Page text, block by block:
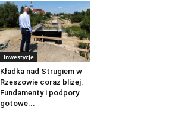
Inwestycje
Kładka nad Strugiem w
Rzeszowie coraz bliżej.
Fundamenty i podpory
gotowe...